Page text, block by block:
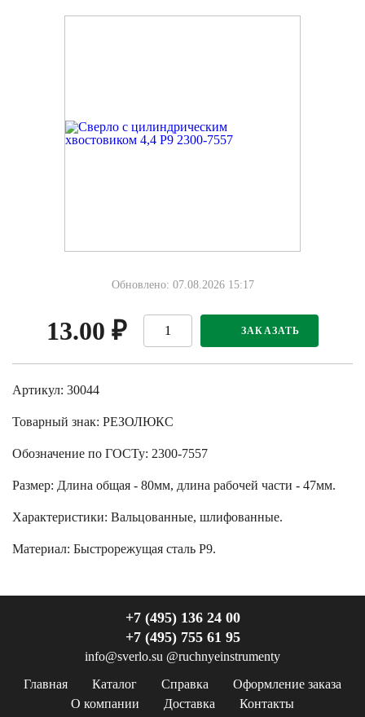
Обновлено: 07.08.2026 15:17
13.00 ₽ ЗАКАЗАТЬ
Артикул: 30044
Товарный знак: РЕЗОЛЮКС
Обозначение по ГОСТу: 2300-7557
Размер: Длина общая - 80мм, длина рабочей части - 47мм.
Характеристики: Вальцованные, шлифованные.
Материал: Быстрорежущая сталь Р9.
Главная Каталог Справка
Оформление заказа
О компании
Доставка Контакты
+7 (495) 136 24 00
+7 (495) 755 61 95
info@sverlo.su @ruchnyeinstrumenty